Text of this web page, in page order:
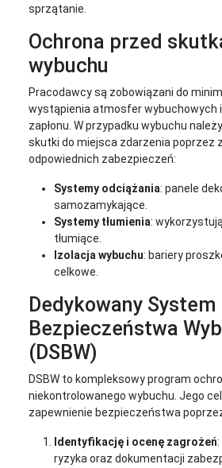
sprzątanie.
Ochrona przed
wybuchu
Pracodawcy są zobowiązani do
wystąpienia atmosfer wybuchowych i
zapłonu. W przypadku wybuchu
skutki do miejsca zdarzenia poprzez
odpowiednich zabezpieczeń:
Systemy odciążania: panele
samozamykające.
Systemy tłumienia:
tłumiące.
Izolacja wybuchu: bariery
celkowe.
Dedykowany System
Bezpieczeństwa
(DSBW)
DSBW to kompleksowy program
niekontrolowanego wybuchu. Jego
zapewnienie bezpieczeństwa
Identyfikację i ocenę zagrożeń
ryzyka oraz dokumentacji